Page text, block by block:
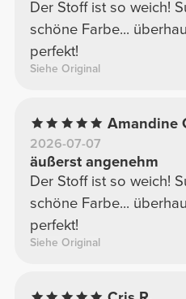
Der Stoff ist so weich!
schöne Farbe...
perfekt!
Siehe Original
Amandine
2026-07-07
äußerst angenehm
Der Stoff ist so weich!
schöne Farbe...
perfekt!
Siehe Original